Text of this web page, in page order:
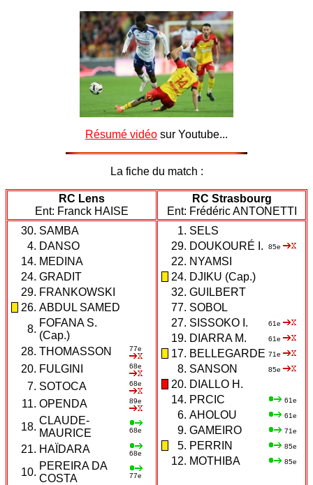
Résumé vidéo sur Youtube...
La fiche du match :
RC Lens
Ent: Franck HAISE
RC Strasbourg
Ent: Frédéric ANTONETTI
30. SAMBA
4. DANSO
14. MEDINA
24. GRADIT
29. FRANKOWSKI
26. ABDUL SAMED
8.
FOFANA S.
(Cap.)
28. THOMASSON 77e
20. FULGINI 68e
7. SOTOCA 68e
11. OPENDA 89e
18.
CLAUDE-
MAURICE
68e
21. HAÏDARA 68e
10.
PEREIRA DA
COSTA
77e
1. SELS
29. DOUKOURÉ I. 85e
22. NYAMSI
24. DJIKU (Cap.)
32. GUILBERT
77. SOBOL
27. SISSOKO I. 61e
19. DIARRA M. 61e
17. BELLEGARDE 71e
8. SANSON 85e
20. DIALLO H.
14. PRCIC 61e
6. AHOLOU 61e
9. GAMEIRO 71e
5. PERRIN 85e
12. MOTHIBA 85e